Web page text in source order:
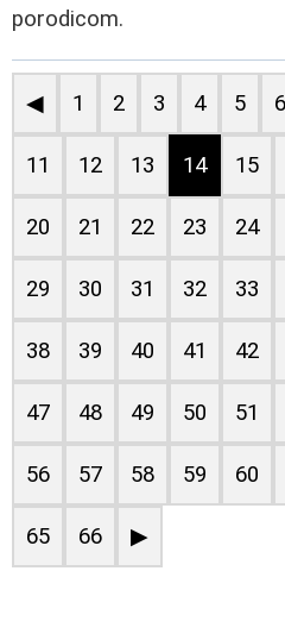
porodicom.
◀ 1 2 3 4 5 6
11 12 13 14 15
20 21 22 23 24
29 30 31 32 33
38 39 40 41 42
47 48 49 50 51
56 57 58 59 60
65 66 ▶